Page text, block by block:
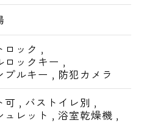
房乾燥機､システムキ
､洗面化粧台､室内洗
ォシュレット
ット(利用料無料)
ロック ,
ロックキー ,
プルキー , 防犯カメラ
可 , バストイレ別 ,
ュレット , 浴室乾燥機 ,
500-529
00